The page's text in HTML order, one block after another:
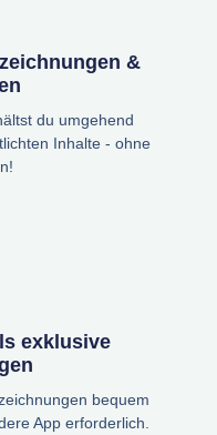
&
du umgehend
Inhalte - ohne
exklusive
bequem
App erforderlich.